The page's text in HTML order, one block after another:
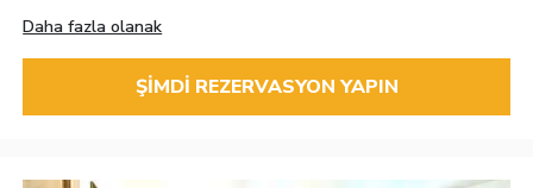
Daha fazla olanak
ŞIMDI REZERVASYON YAPIN